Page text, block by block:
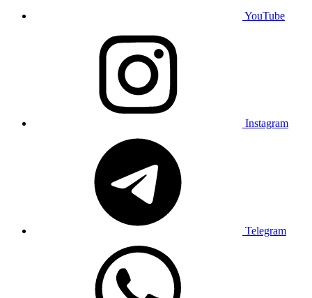
YouTube
Instagram
Telegram